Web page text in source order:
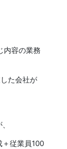
内容の業務
た会社が
従業員100